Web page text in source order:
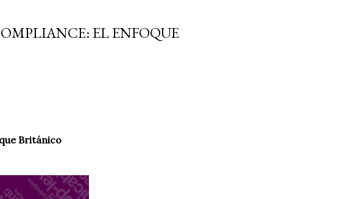
EL ENFOQUE
Británico